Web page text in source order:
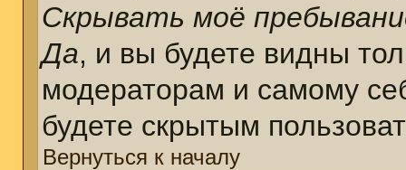
Скрывать моё
Да, и вы будете видны
модераторам и самому
будете скрытым
Вернуться к началу